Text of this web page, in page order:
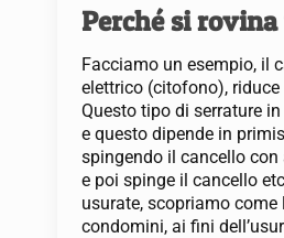
Perché si
Facciamo un esempio, il
elettrico (citofono), riduce
Questo tipo di serrature
e questo dipende in
spingendo il cancello con
e poi spinge il cancello
usurate, scopriamo
condomini, ai fini